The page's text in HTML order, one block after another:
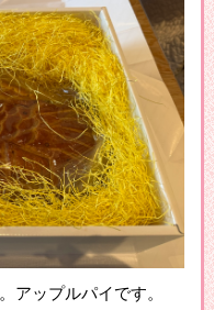
アップルパイです。